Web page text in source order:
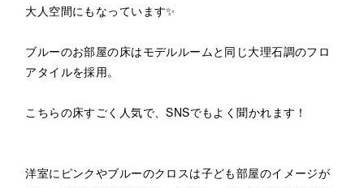
大人空間にもなっています✨
ブルーのお部屋の床はモデルルームと同じ大理石調のフロ
アタイルを採用。
こちらの床すごく人気で、SNSでもよく聞かれます！
洋室にピンクやブルーのクロスは子ども部屋のイメージが